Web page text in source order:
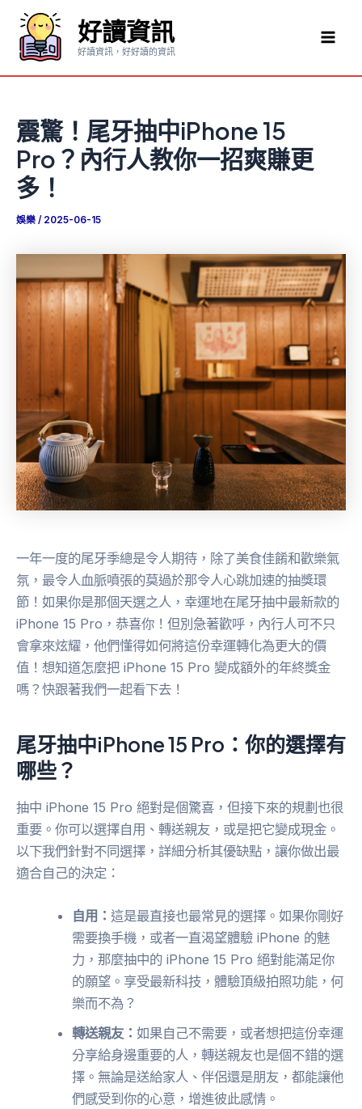
要
好讀資訊
好讀資訊，好好讀的資訊
震驚！尾牙抽中iPhone 15
Pro？內行人教你一招爽賺更
多！
娛樂 / 2025-06-15
一年一度的尾牙季總是令人期待，除了美食佳餚和歡樂氣
氛，最令人血脈噴張的莫過於那令人心跳加速的抽獎環
節！如果你是那個天選之人，幸運地在尾牙抽中最新款的
iPhone 15 Pro，恭喜你！但別急著歡呼，內行人可不只
會拿來炫耀，他們懂得如何將這份幸運轉化為更大的價
值！想知道怎麼把 iPhone 15 Pro 變成額外的年終獎金
嗎？快跟著我們一起看下去！
尾牙抽中iPhone 15 Pro：你的選擇有
哪些？
抽中 iPhone 15 Pro 絕對是個驚喜，但接下來的規劃也很
重要。你可以選擇自用、轉送親友，或是把它變成現金。
以下我們針對不同選擇，詳細分析其優缺點，讓你做出最
適合自己的決定：
自用：這是最直接也最常見的選擇。如果你剛好
需要換手機，或者一直渴望體驗 iPhone 的魅
力，那麼抽中的 iPhone 15 Pro 絕對能滿足你
的願望。享受最新科技，體驗頂級拍照功能，何
樂而不為？
轉送親友：如果自己不需要，或者想把這份幸運
分享給身邊重要的人，轉送親友也是個不錯的選
擇。無論是送給家人、伴侶還是朋友，都能讓他
們感受到你的心意，增進彼此感情。